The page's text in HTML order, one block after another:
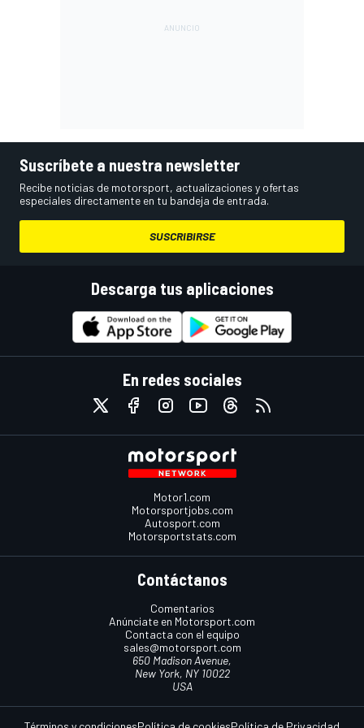
Suscríbete a nuestra newsletter
Recibe noticias de motorsport, actualizaciones y ofertas
especiales directamente en tu bandeja de entrada.
SUSCRIBIRSE
Descarga tus aplicaciones
En redes sociales
Motor1.com
Motorsportjobs.com
Autosport.com
Motorsportstats.com
Contáctanos
Comentarios
Anúnciate en Motorsport.com
Contacta con el equipo
sales@motorsport.com
650 Madison Avenue,
New York, NY 10022
USA